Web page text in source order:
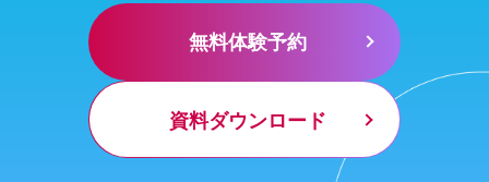
無料体験予約
資料ダウンロード